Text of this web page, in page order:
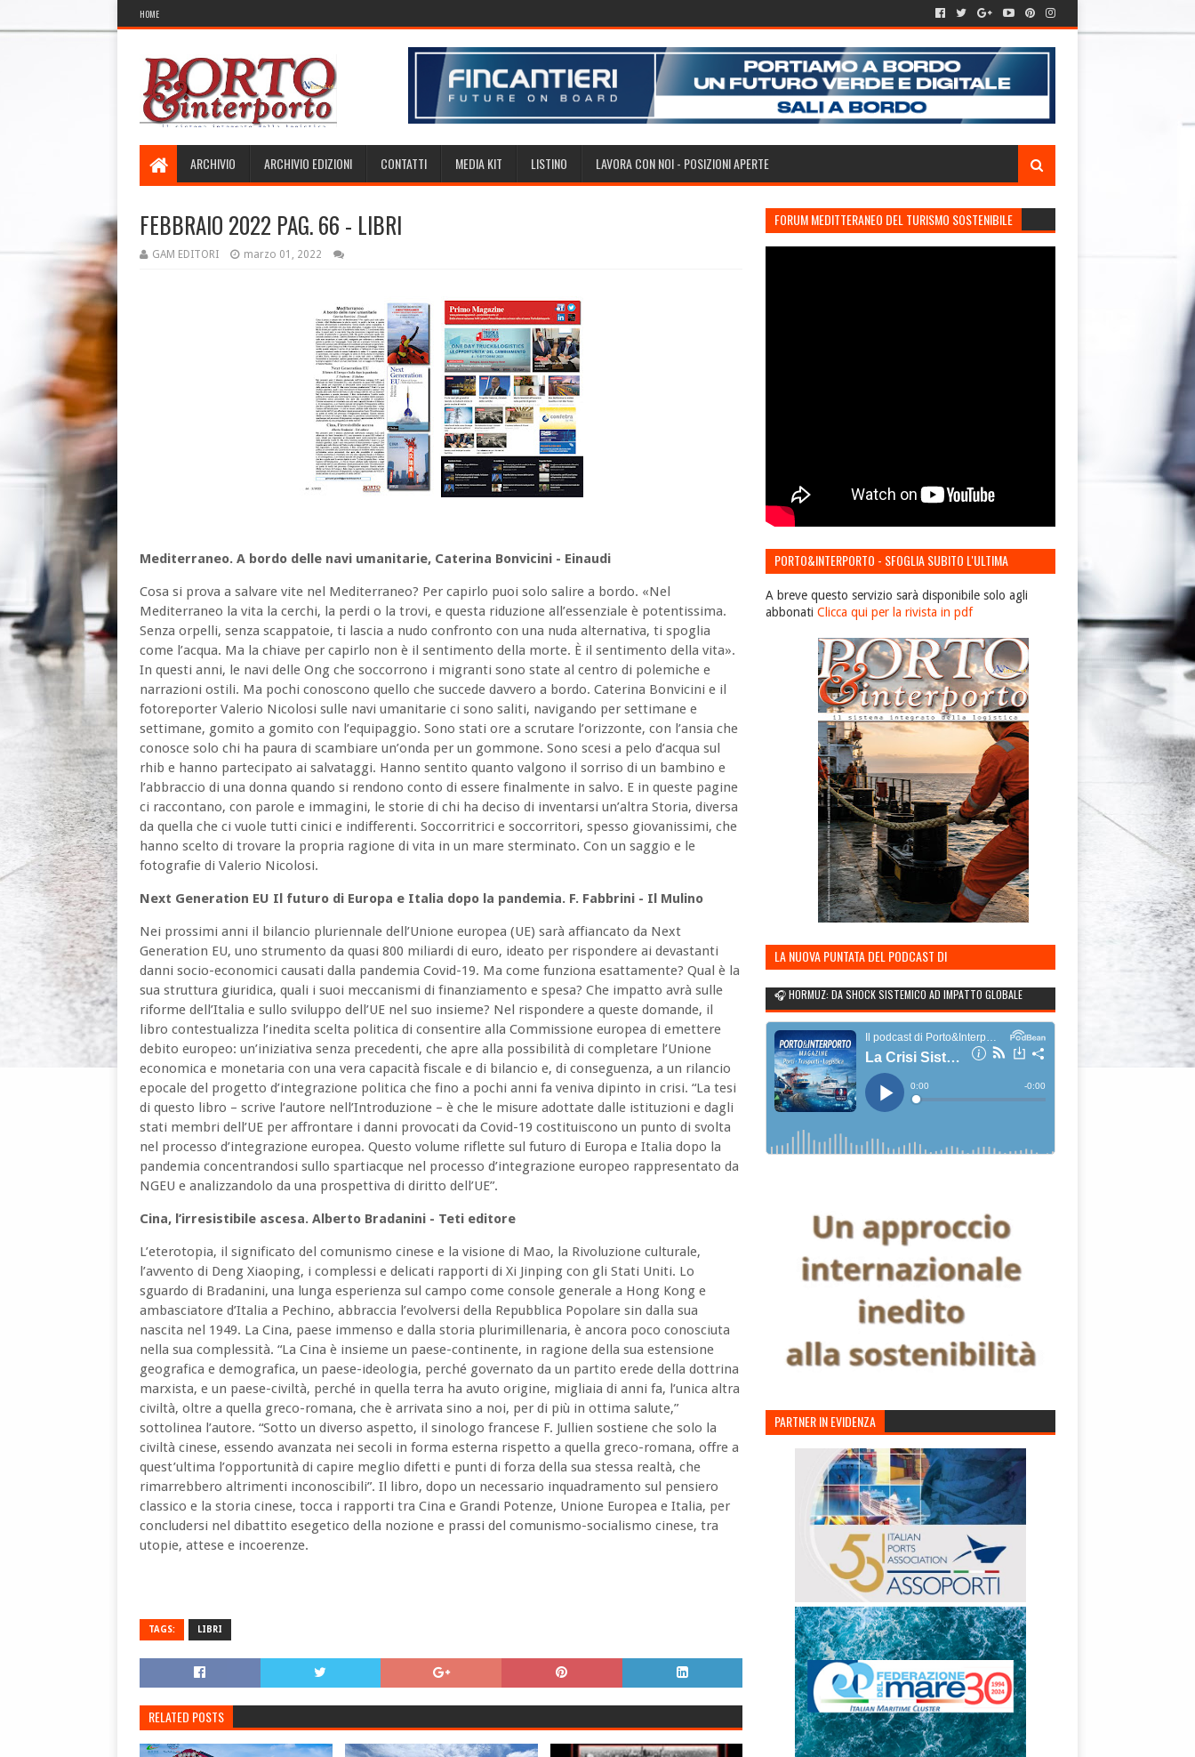
HOME
ARCHIVIO ARCHIVIO EDIZIONI CONTATTI MEDIA KIT LISTINO LAVORA CON NOI - POSIZIONI APERTE
FEBBRAIO 2022 PAG. 66 - LIBRI
GAM EDITORI marzo 01, 2022
Mediterraneo. A bordo delle navi umanitarie, Caterina Bonvicini - Einaudi
Cosa si prova a salvare vite nel Mediterraneo? Per capirlo puoi solo salire a bordo. «Nel
Mediterraneo la vita la cerchi, la perdi o la trovi, e questa riduzione all’essenziale è potentissima.
Senza orpelli, senza scappatoie, ti lascia a nudo confronto con una nuda alternativa, ti spoglia
come l’acqua. Ma la chiave per capirlo non è il sentimento della morte. È il sentimento della vita».
In questi anni, le navi delle Ong che soccorrono i migranti sono state al centro di polemiche e
narrazioni ostili. Ma pochi conoscono quello che succede davvero a bordo. Caterina Bonvicini e il
fotoreporter Valerio Nicolosi sulle navi umanitarie ci sono saliti, navigando per settimane e
settimane, gomito a gomito con l’equipaggio. Sono stati ore a scrutare l’orizzonte, con l’ansia che
conosce solo chi ha paura di scambiare un’onda per un gommone. Sono scesi a pelo d’acqua sul
rhib e hanno partecipato ai salvataggi. Hanno sentito quanto valgono il sorriso di un bambino e
l’abbraccio di una donna quando si rendono conto di essere finalmente in salvo. E in queste pagine
ci raccontano, con parole e immagini, le storie di chi ha deciso di inventarsi un’altra Storia, diversa
da quella che ci vuole tutti cinici e indifferenti. Soccorritrici e soccorritori, spesso giovanissimi, che
hanno scelto di trovare la propria ragione di vita in un mare sterminato. Con un saggio e le
fotografie di Valerio Nicolosi.
Next Generation EU Il futuro di Europa e Italia dopo la pandemia. F. Fabbrini - Il Mulino
Nei prossimi anni il bilancio pluriennale dell’Unione europea (UE) sarà affiancato da Next
Generation EU, uno strumento da quasi 800 miliardi di euro, ideato per rispondere ai devastanti
danni socio-economici causati dalla pandemia Covid-19. Ma come funziona esattamente? Qual è la
sua struttura giuridica, quali i suoi meccanismi di finanziamento e spesa? Che impatto avrà sulle
riforme dell’Italia e sullo sviluppo dell’UE nel suo insieme? Nel rispondere a queste domande, il
libro contestualizza l’inedita scelta politica di consentire alla Commissione europea di emettere
debito europeo: un’iniziativa senza precedenti, che apre alla possibilità di completare l’Unione
economica e monetaria con una vera capacità fiscale e di bilancio e, di conseguenza, a un rilancio
epocale del progetto d’integrazione politica che fino a pochi anni fa veniva dipinto in crisi. “La tesi
di questo libro – scrive l’autore nell’Introduzione – è che le misure adottate dalle istituzioni e dagli
stati membri dell’UE per affrontare i danni provocati da Covid-19 costituiscono un punto di svolta
nel processo d’integrazione europea. Questo volume riflette sul futuro di Europa e Italia dopo la
pandemia concentrandosi sullo spartiacque nel processo d’integrazione europeo rappresentato da
NGEU e analizzandolo da una prospettiva di diritto dell’UE”.
Cina, l’irresistibile ascesa. Alberto Bradanini - Teti editore
L’eterotopia, il significato del comunismo cinese e la visione di Mao, la Rivoluzione culturale,
l’avvento di Deng Xiaoping, i complessi e delicati rapporti di Xi Jinping con gli Stati Uniti. Lo
sguardo di Bradanini, una lunga esperienza sul campo come console generale a Hong Kong e
ambasciatore d’Italia a Pechino, abbraccia l’evolversi della Repubblica Popolare sin dalla sua
nascita nel 1949. La Cina, paese immenso e dalla storia plurimillenaria, è ancora poco conosciuta
nella sua complessità. “La Cina è insieme un paese-continente, in ragione della sua estensione
geografica e demografica, un paese-ideologia, perché governato da un partito erede della dottrina
marxista, e un paese-civiltà, perché in quella terra ha avuto origine, migliaia di anni fa, l’unica altra
civiltà, oltre a quella greco-romana, che è arrivata sino a noi, per di più in ottima salute,”
sottolinea l’autore. “Sotto un diverso aspetto, il sinologo francese F. Jullien sostiene che solo la
civiltà cinese, essendo avanzata nei secoli in forma esterna rispetto a quella greco-romana, offre a
quest’ultima l’opportunità di capire meglio difetti e punti di forza della sua stessa realtà, che
rimarrebbero altrimenti inconoscibili”. Il libro, dopo un necessario inquadramento sul pensiero
classico e la storia cinese, tocca i rapporti tra Cina e Grandi Potenze, Unione Europea e Italia, per
concludersi nel dibattito esegetico della nozione e prassi del comunismo-socialismo cinese, tra
utopie, attese e incoerenze.
TAGS: LIBRI
RELATED POSTS
FORUM MEDITTERANEO DEL TURISMO SOSTENIBILE
PORTO&INTERPORTO - SFOGLIA SUBITO L'ULTIMA
A breve questo servizio sarà disponibile solo agli
abbonati Clicca qui per la rivista in pdf
LA NUOVA PUNTATA DEL PODCAST DI
🎧 HORMUZ: DA SHOCK SISTEMICO AD IMPATTO GLOBALE
PARTNER IN EVIDENZA